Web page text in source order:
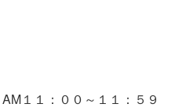
１１：００～１１：５９